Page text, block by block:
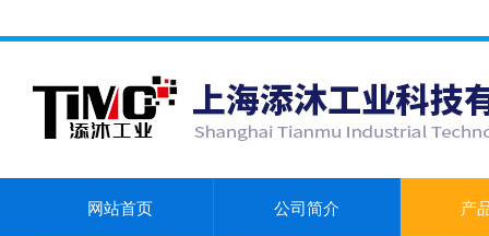
网站首页 公司简介 产